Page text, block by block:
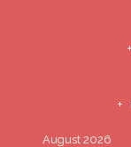
August 2026